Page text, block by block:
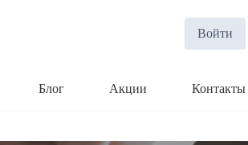
Войти
Блог Акции Контакты